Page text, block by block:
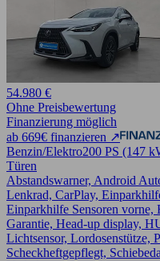
54.980 €
Ohne Preisbewertung
Finanzierung möglich
ab 669€ finanzieren ↗
Benzin/Elektro200 PS (147
Türen
Abstandswarner, Android
Lenkrad, CarPlay,
Einparkhilfe Sensoren vorne,
Garantie, Head-up display,
Lichtsensor, Lordosenstütze,
Scheckheftgepflegt,